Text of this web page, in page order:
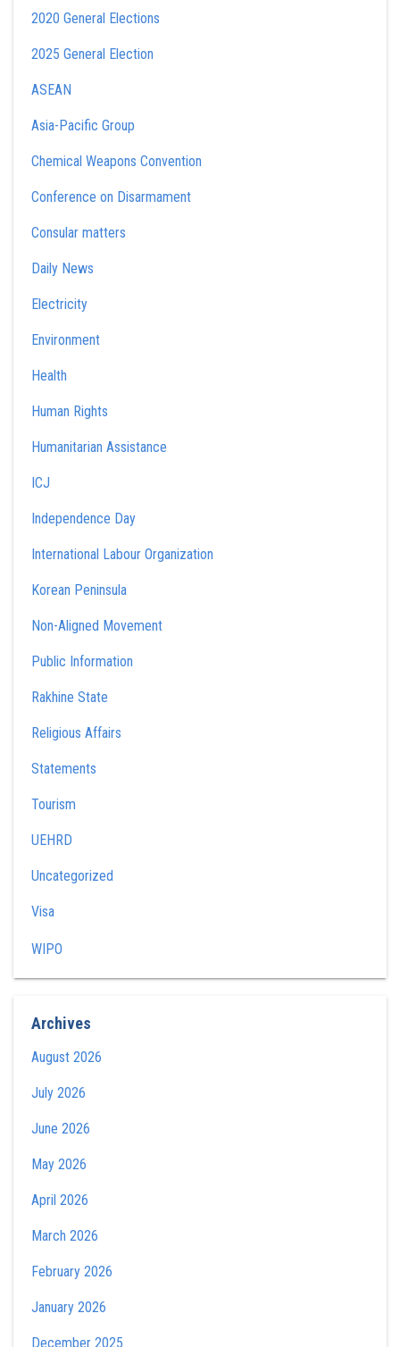
2020 General Elections
2025 General Election
ASEAN
Asia-Pacific Group
Chemical Weapons Convention
Conference on Disarmament
Consular matters
Daily News
Electricity
Environment
Health
Human Rights
Humanitarian Assistance
ICJ
Independence Day
International Labour Organization
Korean Peninsula
Non-Aligned Movement
Public Information
Rakhine State
Religious Affairs
Statements
Tourism
UEHRD
Uncategorized
Visa
WIPO
Archives
August 2026
July 2026
June 2026
May 2026
April 2026
March 2026
February 2026
January 2026
December 2025